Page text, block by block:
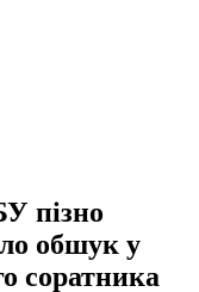
пізно
обшук у
соратника